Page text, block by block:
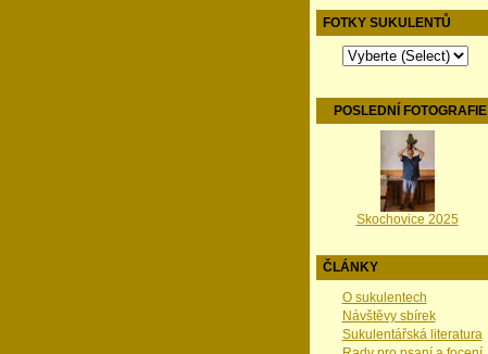
FOTKY SUKULENTŮ
POSLEDNÍ FOTOGRAFIE
Skochovice 2025
ČLÁNKY
O sukulentech
Návštěvy sbírek
Sukulentářská literatura